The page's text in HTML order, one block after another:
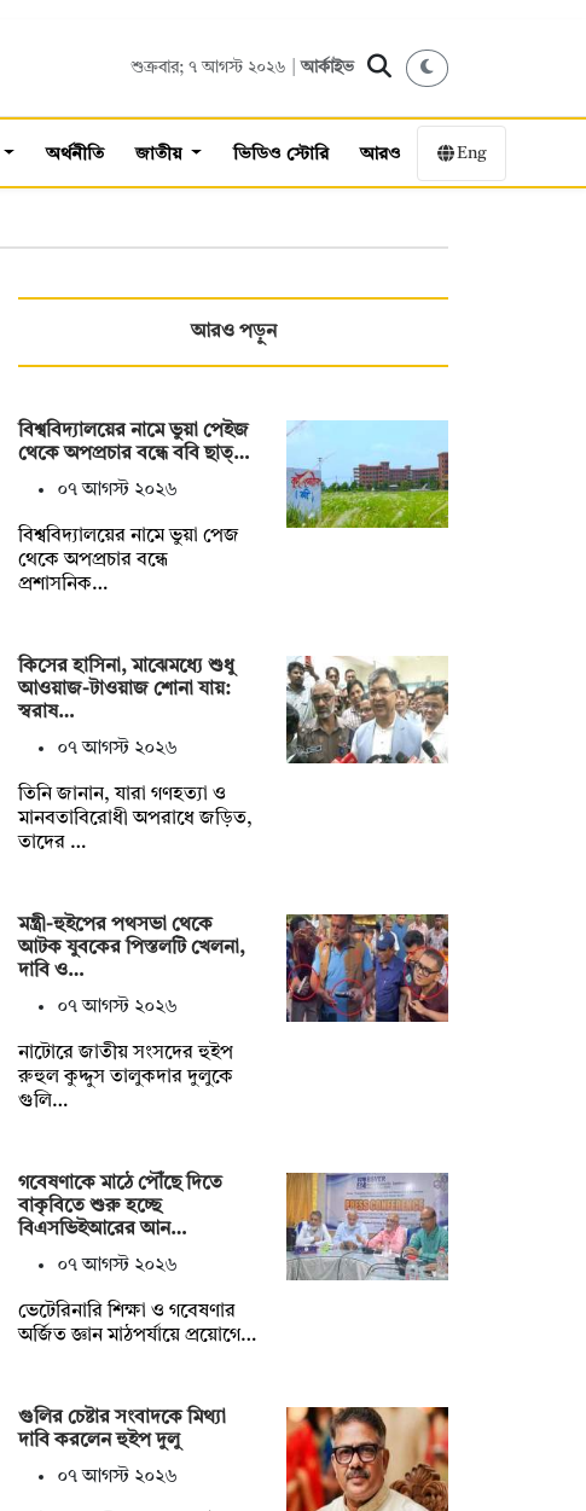
শুক্রবার; ৭ আগস্ট ২০২৬ |আর্কাইভ
অর্থনীতি জাতীয় ভিডিও স্টোরি আরও Eng
আরও পড়ুন
বিশ্ববিদ্যালয়ের নামে ভুয়া পেইজ
থেকে অপপ্রচার বন্ধে ববি ছাত্…
০৭ আগস্ট ২০২৬
বিশ্ববিদ্যালয়ের নামে ভুয়া পেজ
থেকে অপপ্রচার বন্ধে
প্রশাসনিক…
কিসের হাসিনা, মাঝেমধ্যে শুধু
আওয়াজ-টাওয়াজ শোনা যায়:
স্বরাষ…
০৭ আগস্ট ২০২৬
তিনি জানান, যারা গণহত্যা ও
মানবতাবিরোধী অপরাধে জড়িত,
তাদের …
মন্ত্রী-হুইপের পথসভা থেকে
আটক যুবকের পিস্তলটি খেলনা,
দাবি ও…
০৭ আগস্ট ২০২৬
নাটোরে জাতীয় সংসদের হুইপ
রুহুল কুদ্দুস তালুকদার দুলুকে
গুলি…
গবেষণাকে মাঠে পৌঁছে দিতে
বাকৃবিতে শুরু হচ্ছে
বিএসভিইআরের আন…
০৭ আগস্ট ২০২৬
ভেটেরিনারি শিক্ষা ও গবেষণার
অর্জিত জ্ঞান মাঠপর্যায়ে প্রয়োগে…
গুলির চেষ্টার সংবাদকে মিথ্যা
দাবি করলেন হুইপ দুলু
০৭ আগস্ট ২০২৬